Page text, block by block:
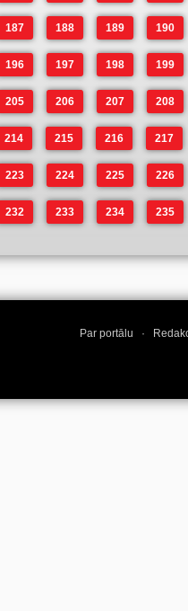
187 188 189 190
196 197 198 199
205 206 207 208
214 215 216 217
223 224 225 226
232 233 234 235
Par portālu ·